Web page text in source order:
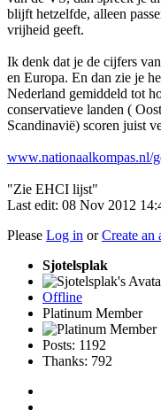
blijft hetzelfde, alleen
vrijheid geeft.
Ik denk dat je de cijfers
en Europa. En dan zie je
Nederland gemiddeld tot
conservatieve landen (
Scandinavië) scoren juist
www.nationaalkompas.nl/
"Zie EHCI lijst"
Last edit: 08 Nov 2012
Please Log in orCreate an
Sjotelsplak
Offline
Platinum Member
Posts: 1192
Thanks: 792